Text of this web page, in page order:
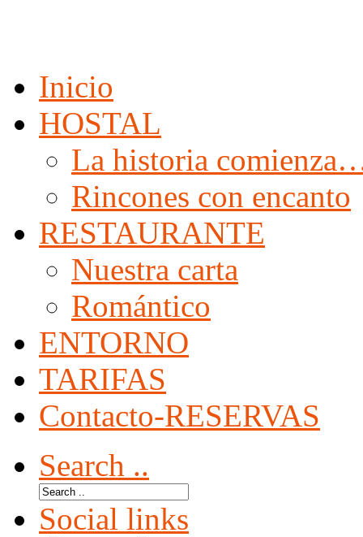
Inicio
HOSTAL
La historia
Rincones con encanto
RESTAURANTE
Nuestra carta
Romántico
ENTORNO
TARIFAS
Contacto-RESERVAS
Search ..
Social links